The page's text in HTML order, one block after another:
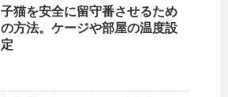
子猫を安全に留守番させるため
の方法。ケージや部屋の温度設
定